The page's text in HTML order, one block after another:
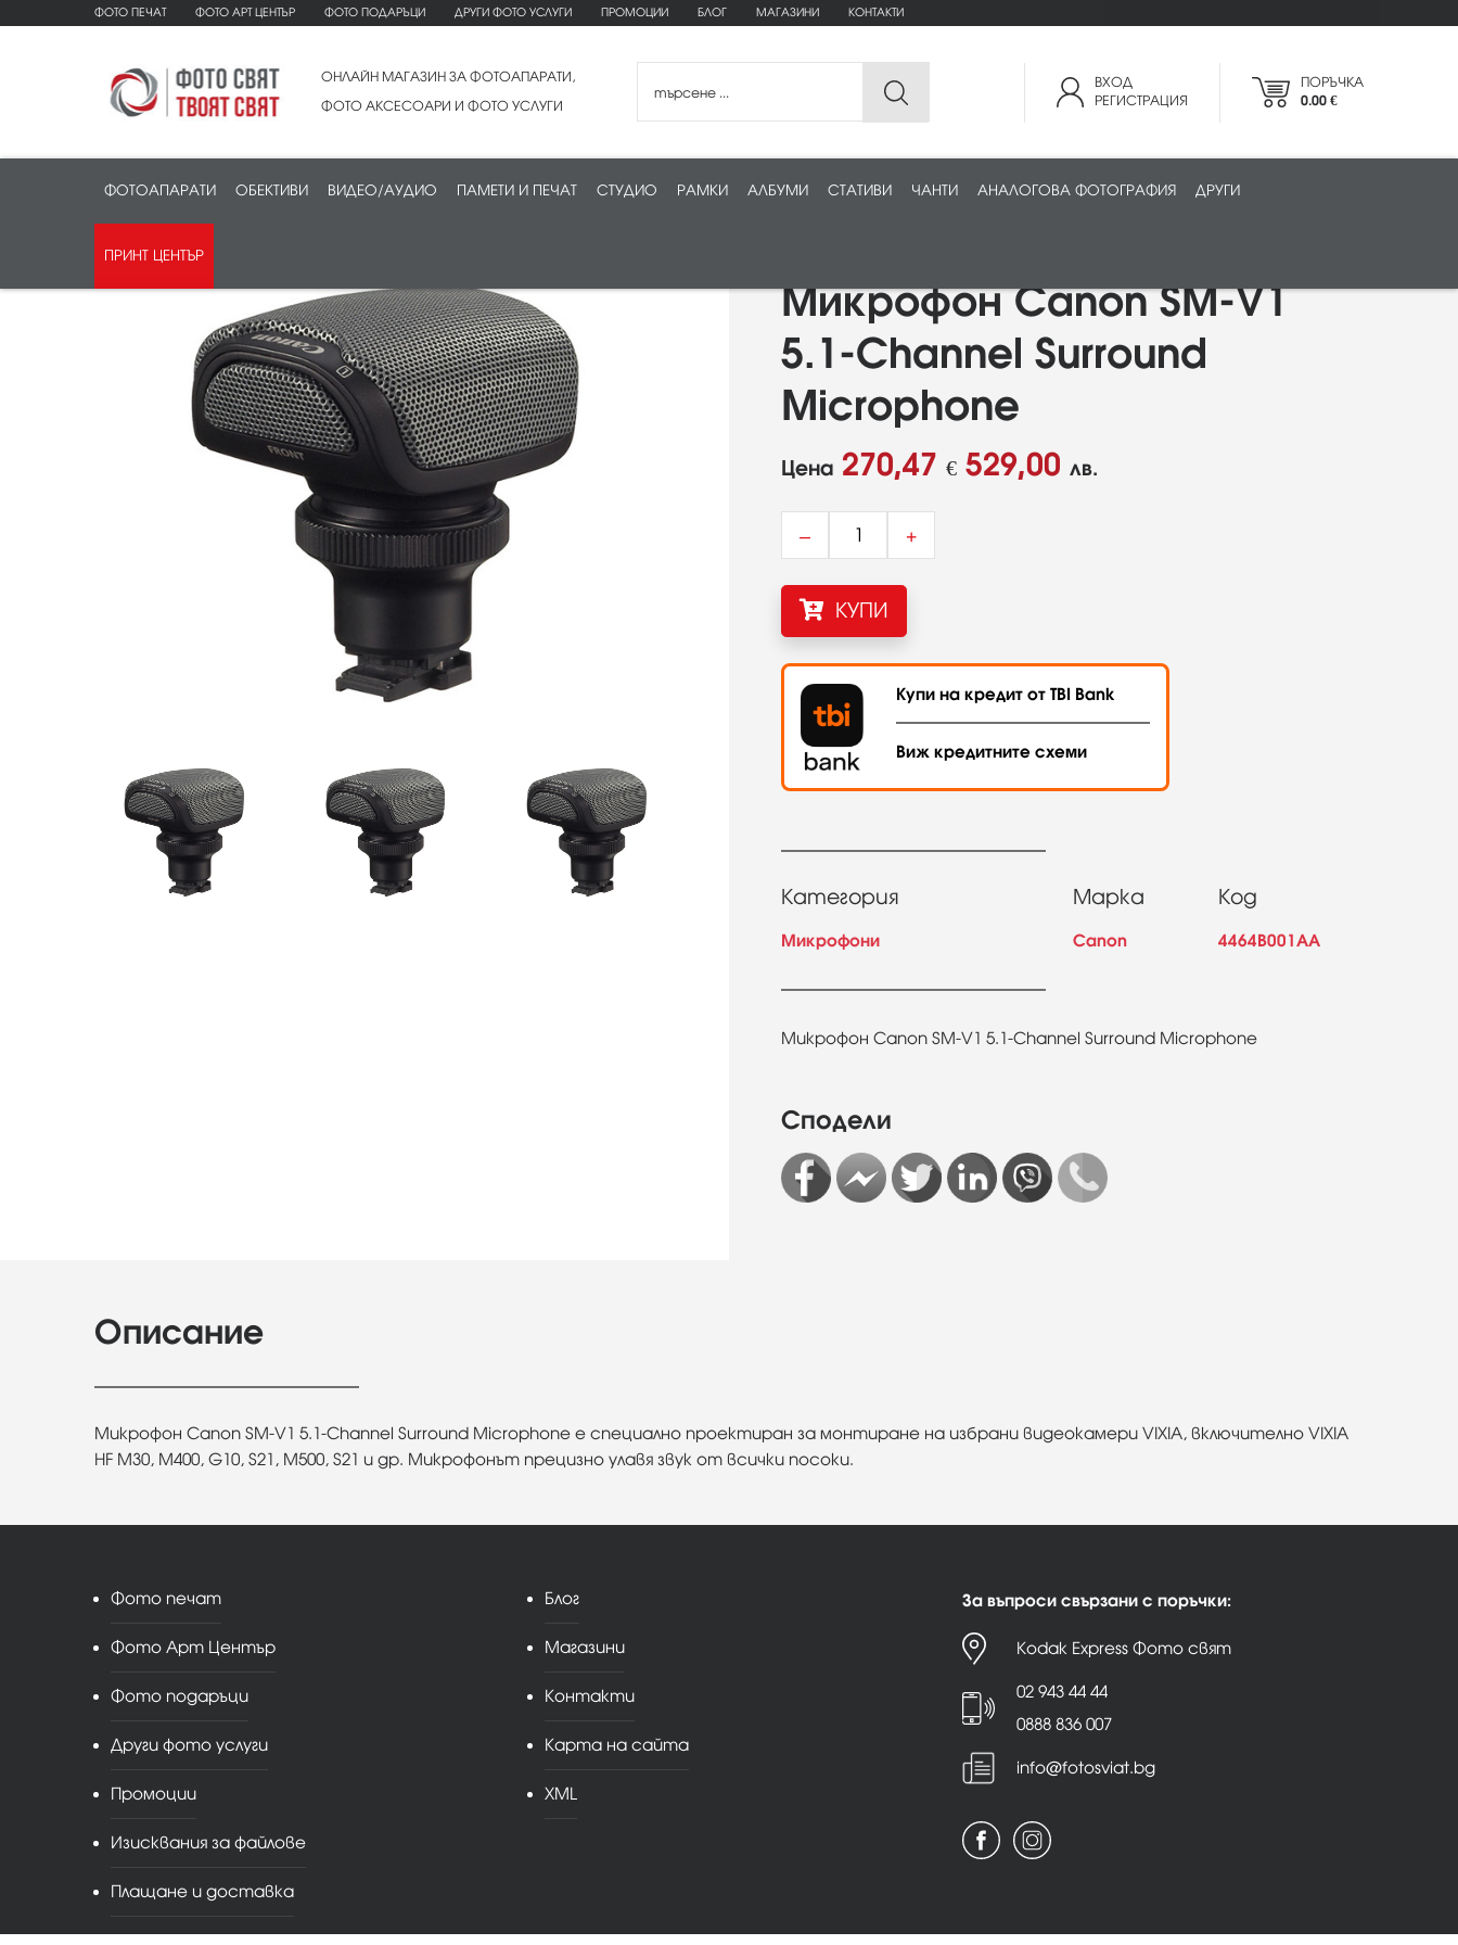
ФОТО ПЕЧАТ ФОТО АРТ ЦЕНТЪР ФОТО ПОДАРЪЦИ ДРУГИ ФОТО УСЛУГИ ПРОМОЦИИ БЛОГ МАГАЗИНИ КОНТАКТИ
ОНЛАЙН МАГАЗИН ЗА ФОТОАПАРАТИ,
ФОТО АКСЕСОАРИ И ФОТО УСЛУГИ
ВХОД
РЕГИСТРАЦИЯ
ПОРЪЧКА
0.00 €
ФОТОАПАРАТИ ОБЕКТИВИ ВИДЕО/АУДИО ПАМЕТИ И ПЕЧАТ СТУДИО РАМКИ АЛБУМИ СТАТИВИ ЧАНТИ АНАЛОГОВА ФОТОГРАФИЯ ДРУГИ
ПРИНТ ЦЕНТЪР
Микрофон Canon SM-V1
5.1-Channel Surround
Microphone
Цена 270,47 € 529,00 лв.
– +
КУПИ
Купи на кредит от TBI Bank
Виж кредитните схеми
Категория
Микрофони
Марка
Canon
Код
4464B001AA
Микрофон Canon SM-V1 5.1-Channel Surround Microphone
Сподели
Описание
Микрофон Canon SM-V1 5.1-Channel Surround Microphone е специално проектиран за монтиране на избрани видеокамери VIXIA, включително VIXIA
HF M30, M400, G10, S21, M500, S21 и др. Микрофонът прецизно улавя звук от всички посоки.
Фото печат
Фото Арт Център
Фото подаръци
Други фото услуги
Промоции
Изисквания за файлове
Плащане и доставка
Блог
Магазини
Контакти
Карта на сайта
XML
За въпроси свързани с поръчки:
Kodak Express Фото свят
02 943 44 44
0888 836 007
info@fotosviat.bg